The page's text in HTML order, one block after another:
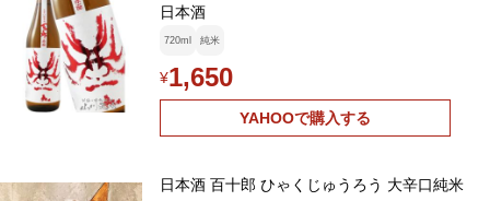
日本酒
720ml 純米
¥1,650
YAHOOで購入する
日本酒 百十郎 ひゃくじゅうろう 大辛口純米